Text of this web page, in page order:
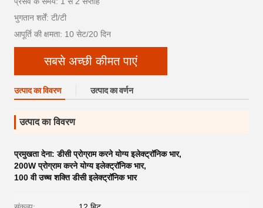
भुगतान शर्तें: टी/टी
आपूर्ति की क्षमता: 10 सेट/20 दिन
सबसे अच्छी कीमत पाएं
उत्पाद का विवरण उत्पाद का वर्णन
उत्पाद का विवरण
प्रमुखता देना:डीसी प्रोग्राम करने योग्य इलेक्ट्रॉनिक भार,
200W प्रोग्राम करने योग्य इलेक्ट्रॉनिक भार,
100 वी उच्च शक्ति डीसी इलेक्ट्रॉनिक भार